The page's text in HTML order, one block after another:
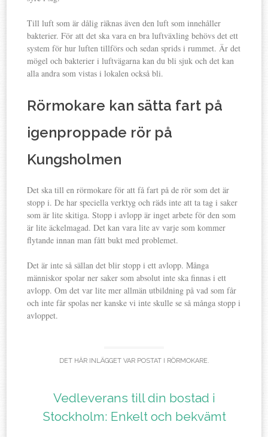
Till luft som är dålig räknas även den luft som innehåller
bakterier. För att det ska vara en bra luftväxling behövs det ett
system för hur luften tillförs och sedan sprids i rummet. Är det
mögel och bakterier i luftvägarna kan du bli sjuk och det kan
alla andra som vistas i lokalen också bli.
Rörmokare kan sätta fart på
igenproppade rör på
Kungsholmen
Det ska till en rörmokare för att få fart på de rör som det är
stopp i. De har speciella verktyg och räds inte att ta tag i saker
som är lite skitiga. Stopp i avlopp är inget arbete för den som
är lite äckelmagad. Det kan vara lite av varje som kommer
flytande innan man fått bukt med problemet.
Det är inte så sällan det blir stopp i ett avlopp. Många
människor spolar ner saker som absolut inte ska finnas i ett
avlopp. Om det var lite mer allmän utbildning på vad som får
och inte får spolas ner kanske vi inte skulle se så många stopp i
avloppet.
DET HÄR INLÄGGET VAR POSTAT I RÖRMOKARE.
Vedleverans till din bostad i
Stockholm: Enkelt och bekvämt